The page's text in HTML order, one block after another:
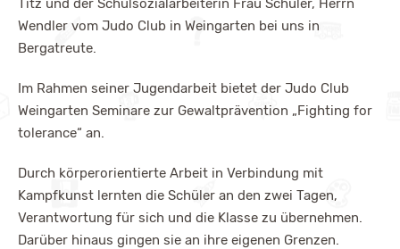
Wendler vom Judo Club in Weingarten bei uns in
Bergatreute.
Im Rahmen seiner Jugendarbeit bietet der Judo Club
Weingarten Seminare zur Gewaltprävention „Fighting for
tolerance“ an.
Durch körperorientierte Arbeit in Verbindung mit
Kampfkunst lernten die Schüler an den zwei Tagen,
Verantwortung für sich und die Klasse zu übernehmen.
Darüber hinaus gingen sie an ihre eigenen Grenzen.